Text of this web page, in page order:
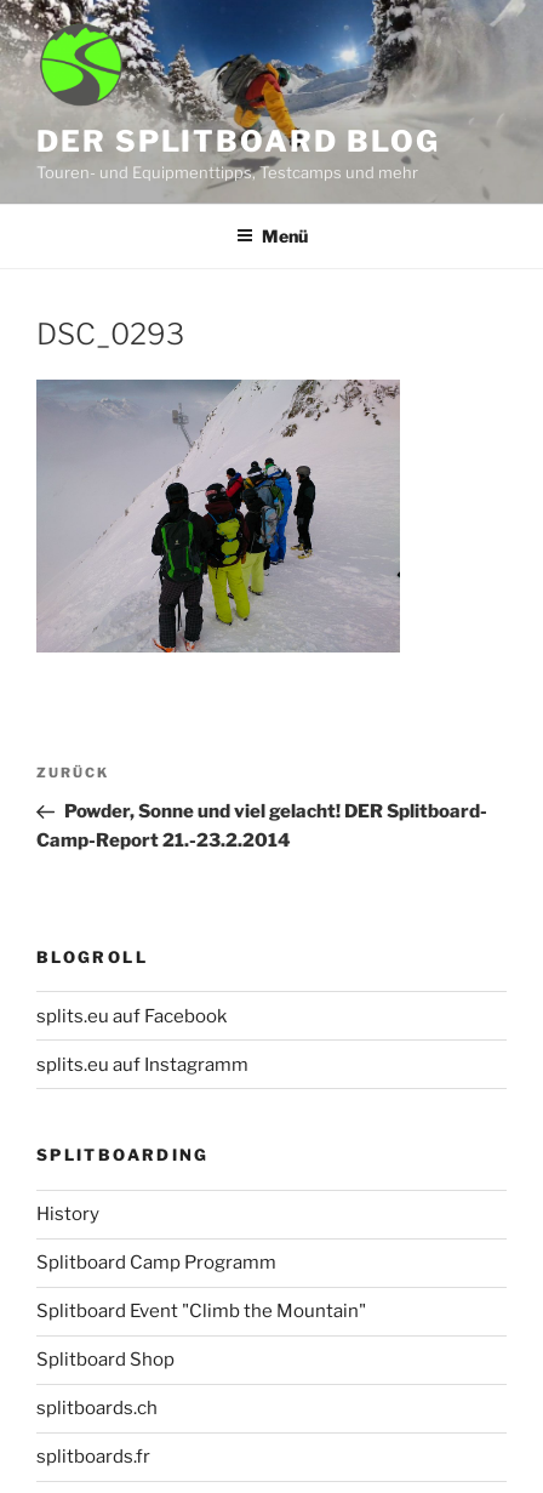
Zum
Inhalt
springen
DER SPLITBOARD BLOG
Touren- und Equipmenttipps, Testcamps und mehr
Menü
DSC_0293
Beitragsnavigation
Vorheriger
Beitrag
ZURÜCK
Powder, Sonne und viel gelacht! DER Splitboard-
Camp-Report 21.-23.2.2014
BLOGROLL
splits.eu auf Facebook
splits.eu auf Instagramm
SPLITBOARDING
History
Splitboard Camp Programm
Splitboard Event "Climb the Mountain"
Splitboard Shop
splitboards.ch
splitboards.fr